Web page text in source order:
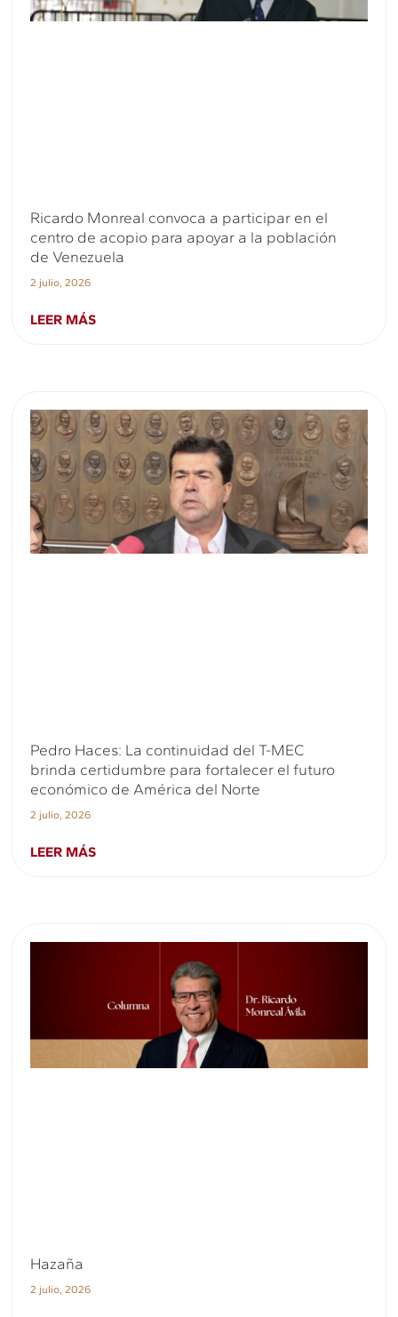
Ricardo Monreal convoca a participar en el
centro de acopio para apoyar a la población
de Venezuela
2 julio, 2026
LEER MÁS
Pedro Haces: La continuidad del T-MEC
brinda certidumbre para fortalecer el futuro
económico de América del Norte
2 julio, 2026
LEER MÁS
Hazaña
2 julio, 2026